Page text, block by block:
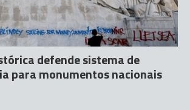
defende sistema de
para monumentos nacionais